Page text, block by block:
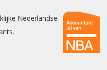
Nederlandse